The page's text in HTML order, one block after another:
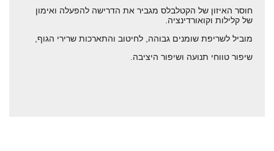
חוסר האיזון של הקטלבלס מגביר את הדרישה להפעלה ואימון
של קלילות וקואורדינציה.
מוביל לשריפת שומנים גבוהה, לחיטוב והתארכות שרירי הגוף,
שיפור טווחי תנועה ושיפור היציבה.